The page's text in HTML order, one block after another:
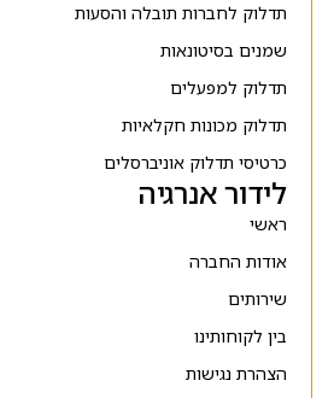
תדלוק לחברות תובלה והסעות
שמנים בסיטונאות
תדלוק למפעלים
תדלוק מכונות חקלאיות
כרטיסי תדלוק אוניברסלים
לידור אנרגיה
ראשי
אודות החברה
שירותים
בין לקוחותינו
הצהרת נגישות